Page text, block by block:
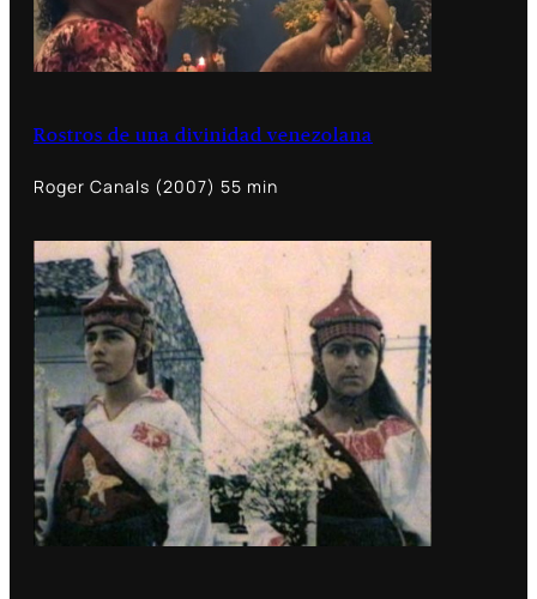
Rostros de una divinidad venezolana
Roger Canals (2007) 55 min